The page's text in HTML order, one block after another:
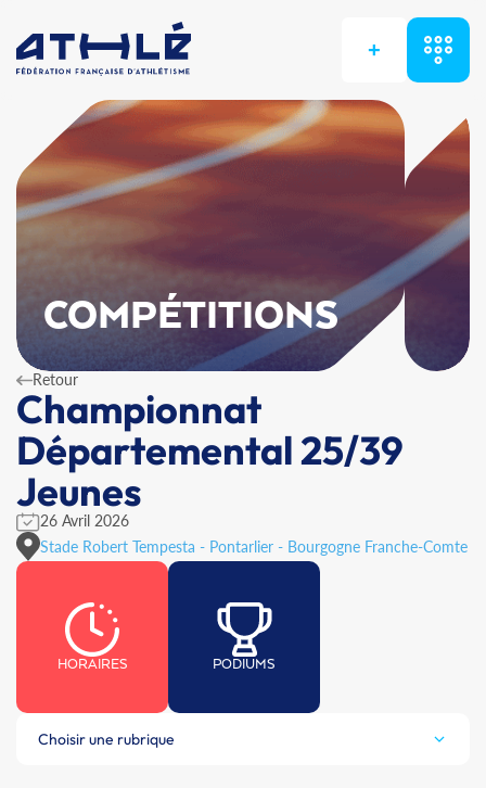
+
COMPÉTITIONS
Retour
Championnat
Départemental 25/39
Jeunes
26 Avril 2026
Stade Robert Tempesta - Pontarlier - Bourgogne Franche-Comte
HORAIRES PODIUMS
Choisir une rubrique